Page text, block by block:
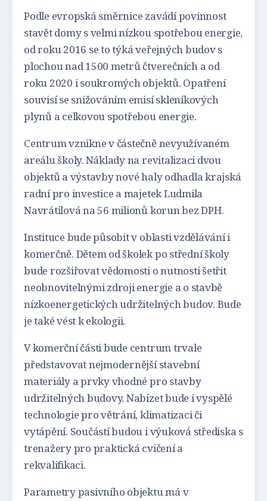
Podle evropská směrnice zavádí povinnost
stavět domy s velmi nízkou spotřebou energie,
od roku 2016 se to týká veřejných budov s
plochou nad 1500 metrů čtverečních a od
roku 2020 i soukromých objektů. Opatření
souvisí se snižováním emisí skleníkových
plynů a celkovou spotřebou energie.
Centrum vznikne v částečně nevyužívaném
areálu školy. Náklady na revitalizaci dvou
objektů a výstavby nové haly odhadla krajská
radní pro investice a majetek Ludmila
Navrátilová na 56 milionů korun bez DPH.
Instituce bude působit v oblasti vzdělávání i
komerčně. Dětem od školek po střední školy
bude rozšiřovat vědomosti o nutnosti šetřit
neobnovitelnými zdroji energie a o stavbě
nízkoenergetických udržitelných budov. Bude
je také vést k ekologii.
V komerční části bude centrum trvale
představovat nejmodernější stavební
materiály a prvky vhodné pro stavby
udržitelných budovy. Nabízet bude i vyspělé
technologie pro větrání, klimatizaci či
vytápění. Součástí budou i výuková střediska s
trenažery pro praktická cvičení a
rekvalifikaci.
Parametry pasivního objektu má v